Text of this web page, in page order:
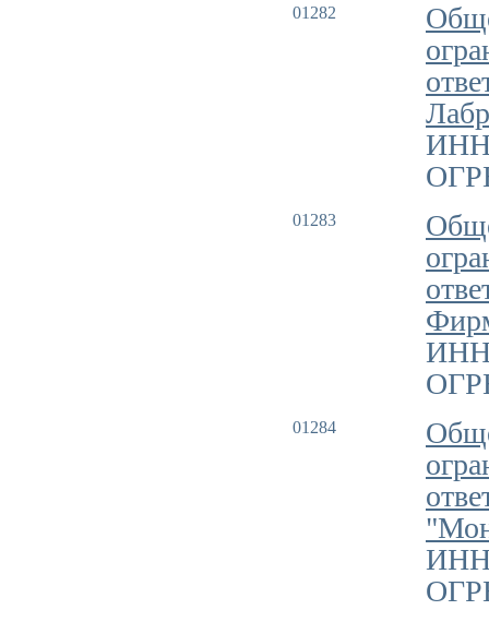
01282
ИНН
01283
ИНН
01284
ИНН